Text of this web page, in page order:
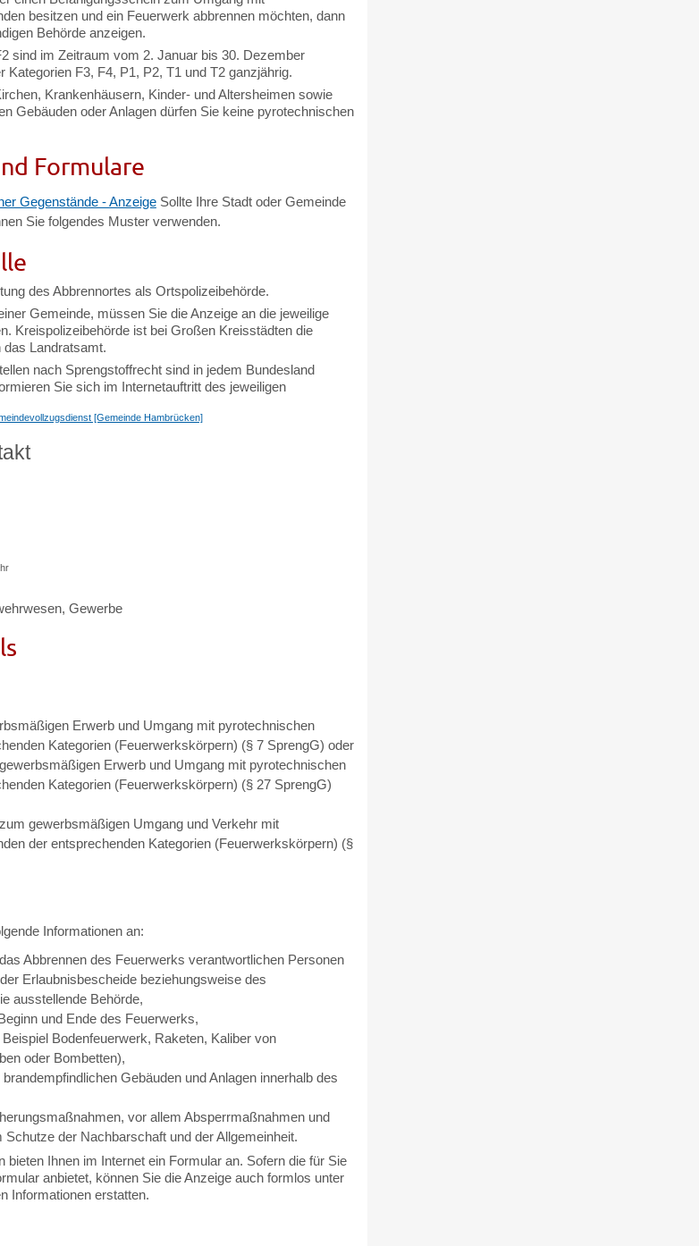
besitzen und ein Feuerwerk abbrennen möchten, dann
Behörde anzeigen.
sind im Zeitraum vom 2. Januar bis 30. Dezember
Kategorien F3, F4, P1, P2, T1 und T2 ganzjährig.
Krankenhäusern, Kinder- und Altersheimen sowie
Gebäuden oder Anlagen dürfen Sie keine pyrotechnischen
Formulare
Gegenstände - Anzeige Sollte Ihre Stadt oder Gemeinde
Sie folgendes Muster verwenden.
des Abbrennortes als Ortspolizeibehörde.
Gemeinde, müssen Sie die Anzeige an die jeweilige
Kreispolizeibehörde ist bei Großen Kreisstädten die
Landratsamt.
nach Sprengstoffrecht sind in jedem Bundesland
Sie sich im Internetauftritt des jeweiligen
[Gemeinde Hambrücken]
Gewerbe
Erwerb und Umgang mit pyrotechnischen
Kategorien (Feuerwerkskörpern) (§ 7 SprengG) oder
Erwerb und Umgang mit pyrotechnischen
Kategorien (Feuerwerkskörpern) (§ 27 SprengG)
gewerbsmäßigen Umgang und Verkehr mit
der entsprechenden Kategorien (Feuerwerkskörpern) (§
Informationen an:
Abbrennen des Feuerwerks verantwortlichen Personen
Erlaubnisbescheide beziehungsweise des
ausstellende Behörde,
und Ende des Feuerwerks,
Bodenfeuerwerk, Raketen, Kaliber von
oder Bombetten),
Gebäuden und Anlagen innerhalb des
vor allem Absperrmaßnahmen und
der Nachbarschaft und der Allgemeinheit.
bieten Ihnen im Internet ein Formular an. Sofern die für Sie
anbietet, können Sie die Anzeige auch formlos unter
Informationen erstatten.